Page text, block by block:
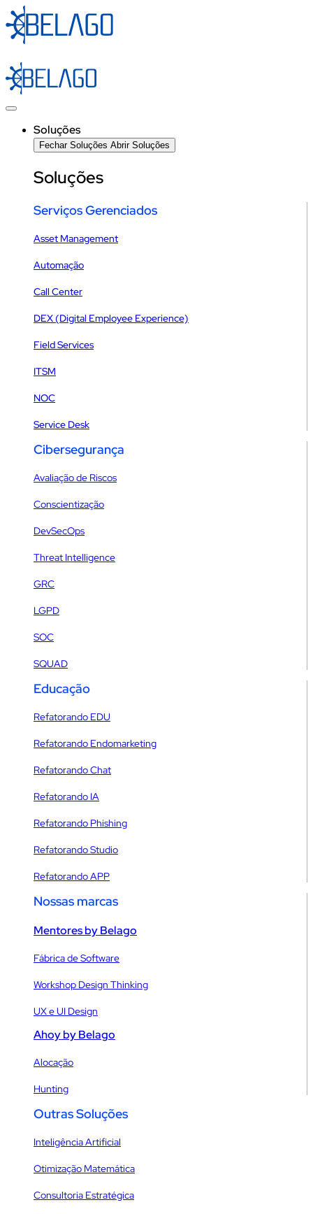
Ir
para
Soluções
Fechar Soluções Abrir Soluções
Soluções
Serviços Gerenciados
Asset Management
Automação
Call Center
DEX (Digital Employee Experience)
Field Services
ITSM
NOC
Service Desk
Cibersegurança
Avaliação de Riscos
Conscientização
DevSecOps
Threat Intelligence
GRC
LGPD
SOC
SQUAD
Educação
Refatorando EDU
Refatorando Endomarketing
Refatorando Chat
Refatorando IA
Refatorando Phishing
Refatorando Studio
Refatorando APP
Nossas marcas
Mentores by Belago
Fábrica de Software
Workshop Design Thinking
UX e UI Design
Ahoy by Belago
Alocação
Hunting
Outras Soluções
Inteligência Artificial
Otimização Matemática
Consultoria Estratégica